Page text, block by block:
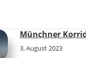
Münchner
3. August 2023